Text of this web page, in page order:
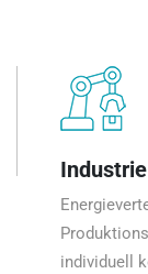
Industrie
individuell